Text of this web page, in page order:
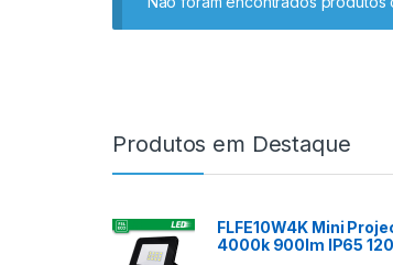
Produtos em Destaque
FLFE10W4K Mini
4000k 900lm IP65